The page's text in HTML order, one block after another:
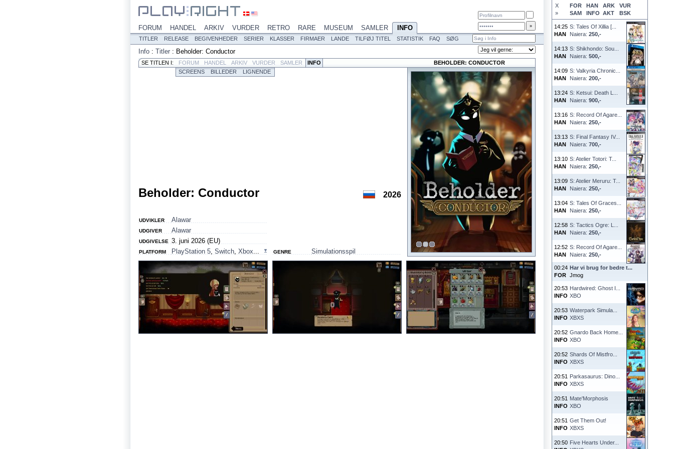
X FOR HAN ARK
VUR
»
SAM INFO AKT BSK
14:25
HAN
S: Tales Of Xillia [...
Naiera: 250,-
14:13
HAN
S: Shikhondo: Sou...
Naiera: 500,-
14:09
HAN
S: Valkyria Chronic...
Naiera: 200,-
13:24
HAN
S: Ketsui: Death L...
Naiera: 900,-
13:16
HAN
S: Record Of Agare...
Naiera: 250,-
13:13
HAN
S: Final Fantasy IV...
Naiera: 700,-
13:10
HAN
S: Atelier Totori: T...
Naiera: 250,-
13:09
HAN
S: Atelier Meruru: T...
Naiera: 250,-
13:04
HAN
S: Tales Of Graces...
Naiera: 250,-
12:58
HAN
S: Tactics Ogre: L...
Naiera: 250,-
12:52
HAN
S: Record Of Agare...
Naiera: 250,-
00:24
FOR
Har vi brug for bedre t...
Jmog
20:53
INFO
Hardwired: Ghost I...
XBO
20:53
INFO
Waterpark Simula...
XBXS
20:52
INFO
Gnardo Back Home...
XBO
20:52
INFO
Shards Of Mistfro...
XBXS
20:51
INFO
Parkasaurus: Dino...
XBXS
20:51
INFO
Mate'Morphosis
XBO
20:51
INFO
Get Them Out!
XBXS
20:50 Five Hearts Under...
FORUM HANDEL ARKIV VURDER RETRO RARE MUSEUM SAMLER INFO
TITLER RELEASE BEGIVENHEDER SERIER KLASSER FIRMAER LANDE TILFØJ TITEL STATISTIK FAQ SØG
Info : Titler : Beholder: Conductor
SE TITLEN I: FORUM HANDEL ARKIV VURDER SAMLER INFO
BEHOLDER: CONDUCTOR
SCREENS
BILLEDER LIGNENDE
Beholder: Conductor 2026
UDVIKLER Alawar
UDGIVER Alawar
UDGIVELSE 3. juni 2026 (EU)
PLATFORM PlayStation 5, Switch, Xbox... GENRE Simulationsspil